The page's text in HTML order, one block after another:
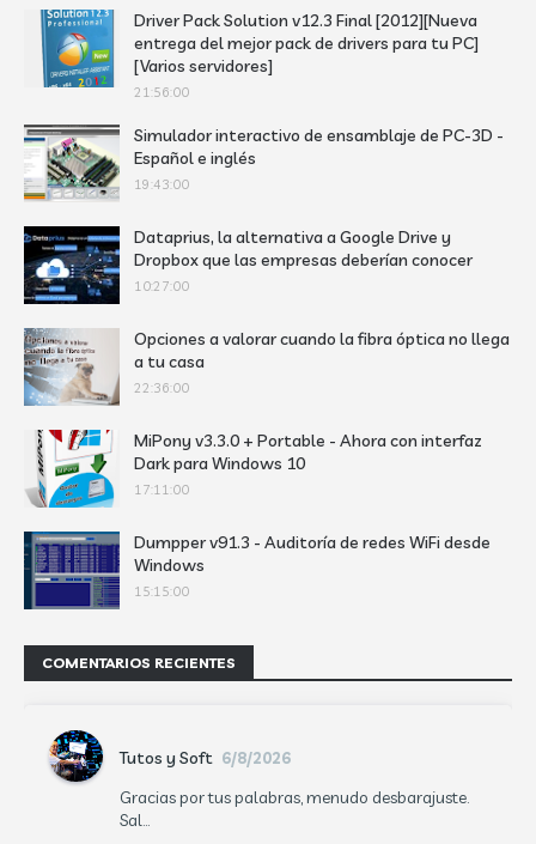
Driver Pack Solution v12.3 Final [2012][Nueva
entrega del mejor pack de drivers para tu PC]
[Varios servidores]
21:56:00
Simulador interactivo de ensamblaje de PC-3D -
Español e inglés
19:43:00
Dataprius, la alternativa a Google Drive y
Dropbox que las empresas deberían conocer
10:27:00
Opciones a valorar cuando la fibra óptica no llega
a tu casa
22:36:00
MiPony v3.3.0 + Portable - Ahora con interfaz
Dark para Windows 10
17:11:00
Dumpper v91.3 - Auditoría de redes WiFi desde
Windows
15:15:00
COMENTARIOS RECIENTES
Tutos y Soft 6/8/2026
Gracias por tus palabras, menudo desbarajuste.
Sal...